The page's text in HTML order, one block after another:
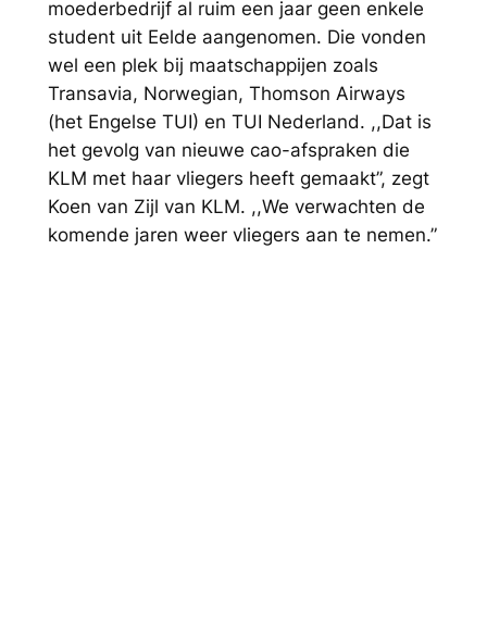
moederbedrijf al ruim een jaar geen enkele
student uit Eelde aangenomen. Die vonden
wel een plek bij maatschappijen zoals
Transavia, Norwegian, Thomson Airways
(het Engelse TUI) en TUI Nederland. ,,Dat is
het gevolg van nieuwe cao-afspraken die
KLM met haar vliegers heeft gemaakt”, zegt
Koen van Zijl van KLM. ,,We verwachten de
komende jaren weer vliegers aan te nemen.”